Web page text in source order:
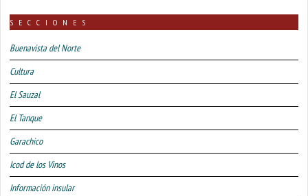
SECCIONES
Buenavista del Norte
Cultura
El Sauzal
El Tanque
Garachico
Icod de los Vinos
Información insular